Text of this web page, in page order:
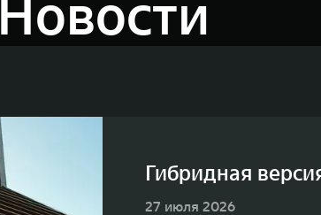
Новости
Гибридная
27 июля 2026